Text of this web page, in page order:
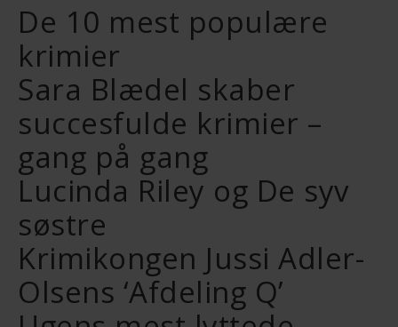
De 10 mest populære
krimier
Sara Blædel skaber
succesfulde krimier –
gang på gang
Lucinda Riley og De syv
søstre
Krimikongen Jussi Adler-
Olsens ‘Afdeling Q’